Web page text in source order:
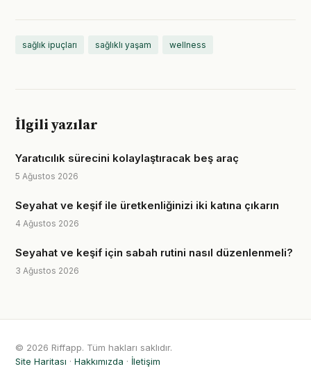
sağlık ipuçları sağlıklı yaşam wellness
İlgili yazılar
Yaratıcılık sürecini kolaylaştıracak beş araç
5 Ağustos 2026
Seyahat ve keşif ile üretkenliğinizi iki katına çıkarın
4 Ağustos 2026
Seyahat ve keşif için sabah rutini nasıl düzenlenmeli?
3 Ağustos 2026
© 2026 Riffapp. Tüm hakları saklıdır.
Site Haritası · Hakkımızda · İletişim